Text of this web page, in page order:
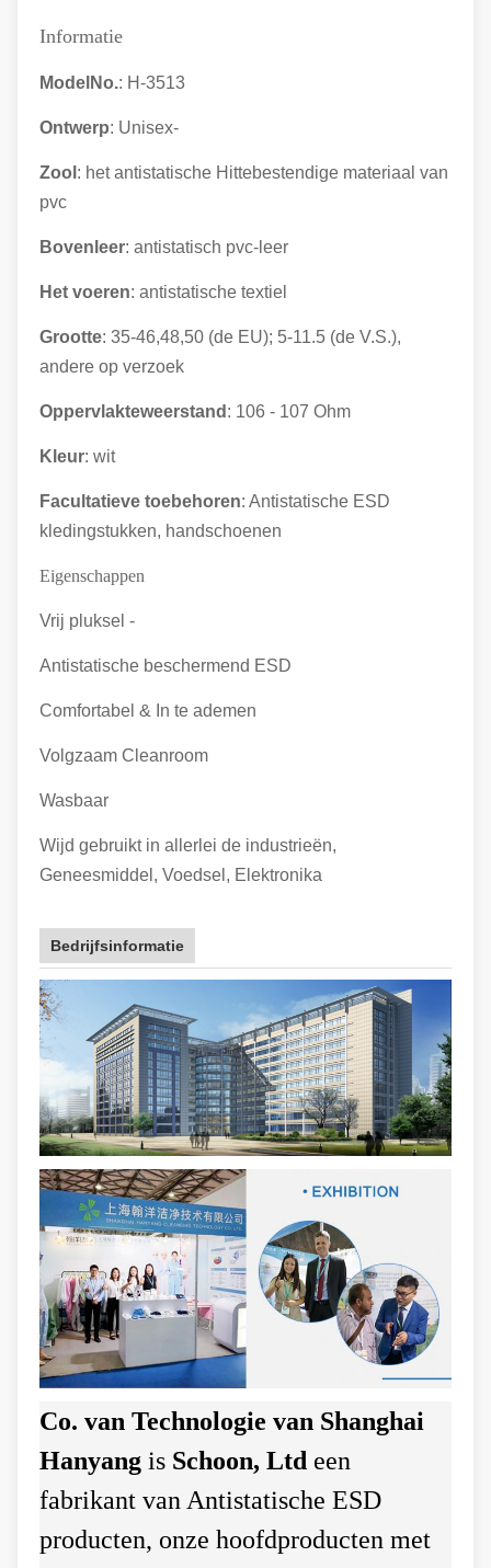
Informatie
ModelNo.: H-3513
Ontwerp: Unisex-
Zool : het antistatische Hittebestendige materiaal van
pvc
Bovenleer: antistatisch pvc-leer
Het voeren: antistatische textiel
Grootte: 35-46,48,50 (de EU); 5-11.5 (de V.S.),
andere op verzoek
Oppervlakteweerstand : 106 - 107 Ohm
Kleur: wit
Facultatieve toebehoren: Antistatische ESD
kledingstukken, handschoenen
Eigenschappen
Vrij pluksel -
Antistatische beschermend ESD
Comfortabel & In te ademen
Volgzaam Cleanroom
Wasbaar
Wijd gebruikt in allerlei de industrieën,
Geneesmiddel, Voedsel, Elektronika
Bedrijfsinformatie
Co. van Technologie van Shanghai
Hanyang is Schoon, Ltd een
fabrikant van Antistatische ESD
producten, onze hoofdproducten met